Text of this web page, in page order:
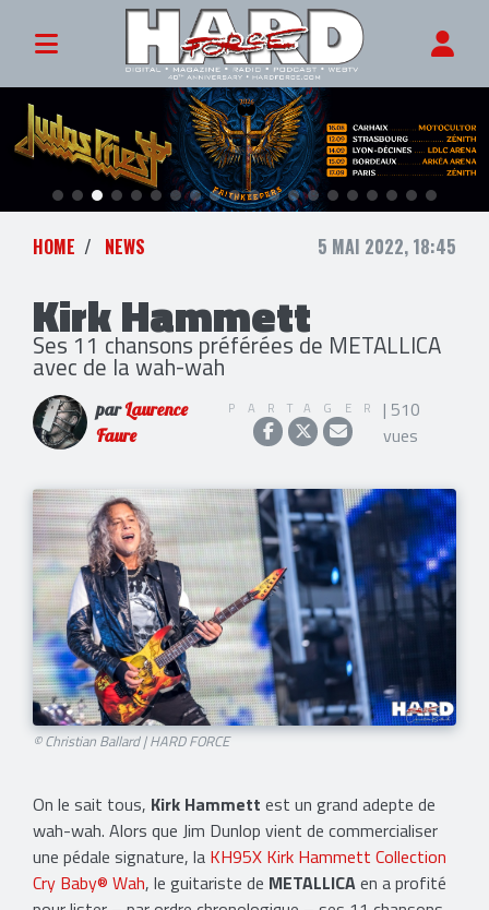
HOME NEWS 5 MAI 2022, 18:45
Kirk Hammett
Ses 11 chansons préférées de METALLICA
avec de la wah-wah
parLaurence
Faure
PARTAGER | 510
vues
© Christian Ballard | HARD FORCE
On le sait tous, Kirk Hammett est un grand adepte de
wah-wah. Alors que Jim Dunlop vient de commercialiser
une pédale signature, la KH95X Kirk Hammett Collection
Cry Baby® Wah, le guitariste de METALLICAen a profité